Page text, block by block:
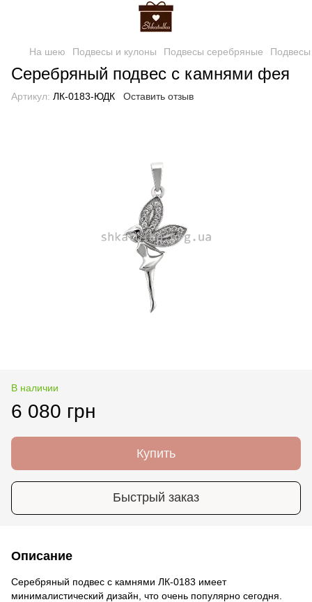
На шею Подвесы и кулоны Подвесы серебряные
Серебряный подвес с камнями фея
Артикул: ЛК-0183-ЮДК Оставить отзыв
В наличии
6 080 грн
Купить
Быстрый заказ
Описание
Серебряный подвес с камнями ЛК-0183 имеет
минималистический дизайн, что очень популярно сегодня.